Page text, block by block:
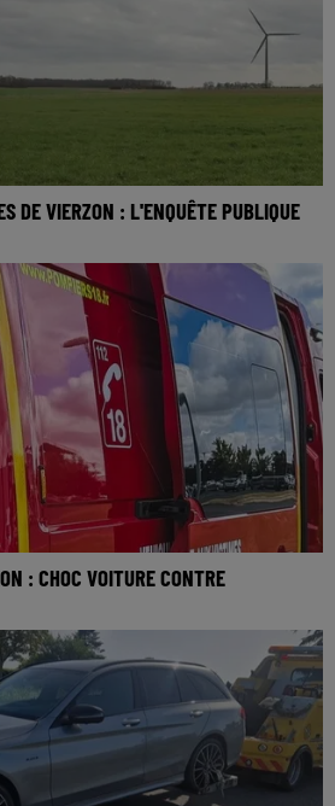
DE VIERZON : L'ENQUÊTE PUBLIQUE
: CHOC VOITURE CONTRE